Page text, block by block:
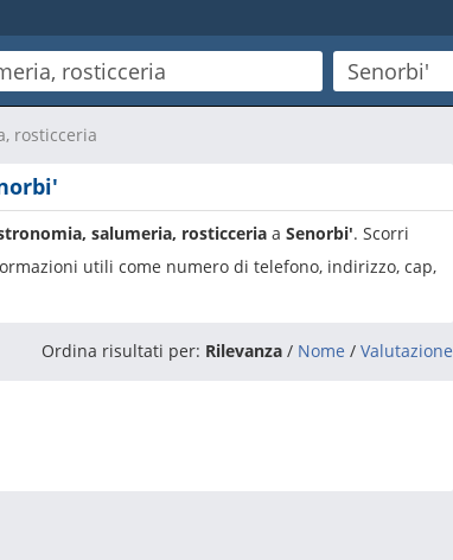
rosticceria
salumeria, rosticceria a Senorbi'. Scorri
utili come numero di telefono, indirizzo, cap,
Ordina risultati per: Rilevanza / Nome / Valutazione